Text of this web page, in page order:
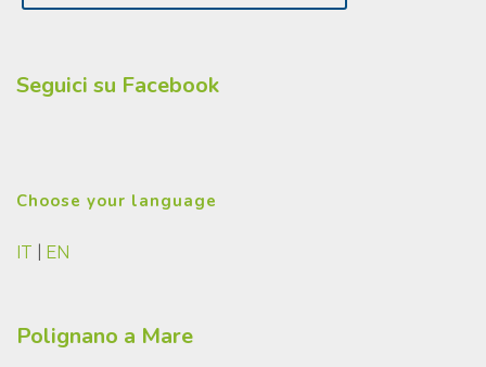
Seguici su Facebook
Choose your language
IT EN
Polignano a Mare